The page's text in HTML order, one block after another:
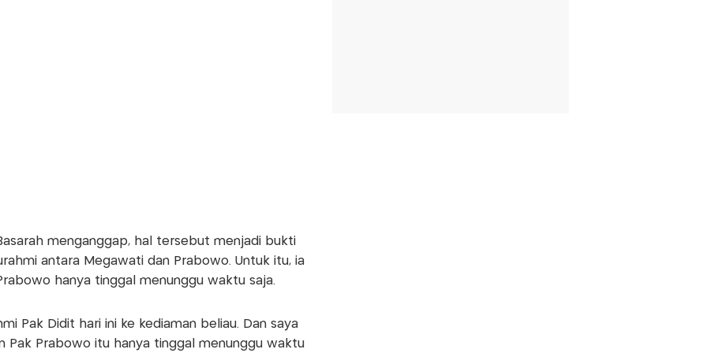
menganggap, hal tersebut menjadi bukti
antara Megawati dan Prabowo. Untuk itu, ia
hanya tinggal menunggu waktu saja.
Pak Didit hari ini ke kediaman beliau. Dan saya
Pak Prabowo itu hanya tinggal menunggu waktu